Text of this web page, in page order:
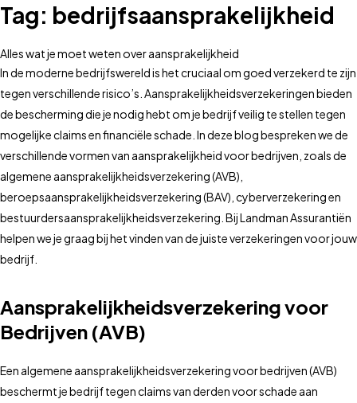
Tag: bedrijfsaansprakelijkheid
Alles wat je moet weten over aansprakelijkheid
In de moderne bedrijfswereld is het cruciaal om goed verzekerd te zijn
tegen verschillende risico’s. Aansprakelijkheidsverzekeringen bieden
de bescherming die je nodig hebt om je bedrijf veilig te stellen tegen
mogelijke claims en financiële schade. In deze blog bespreken we de
verschillende vormen van aansprakelijkheid voor bedrijven, zoals de
algemene aansprakelijkheidsverzekering (AVB),
beroepsaansprakelijkheidsverzekering (BAV), cyberverzekering en
bestuurdersaansprakelijkheidsverzekering. Bij Landman Assurantiën
helpen we je graag bij het vinden van de juiste verzekeringen voor jouw
bedrijf.
Aansprakelijkheidsverzekering voor
Bedrijven (AVB)
Een algemene aansprakelijkheidsverzekering voor bedrijven (AVB)
beschermt je bedrijf tegen claims van derden voor schade aan